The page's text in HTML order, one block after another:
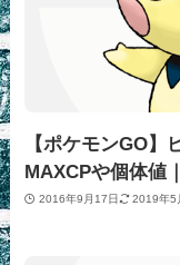
【ポケモンGO】
MAXCPや個体値
2016年9月17日 2019年5